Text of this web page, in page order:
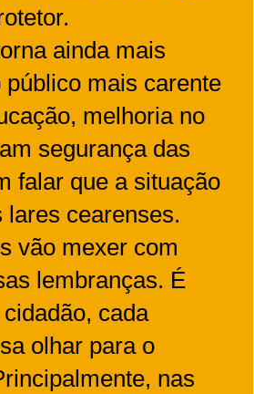
ainda mais
mais carente
melhoria no
segurança das
falar que a situação
lares cearenses.
vão mexer com
lembranças. É
cada
olhar para o
nas